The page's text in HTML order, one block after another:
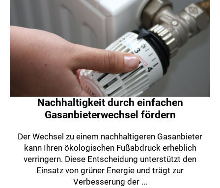
Nachhaltigkeit durch einfachen
Gasanbieterwechsel fördern
Der Wechsel zu einem nachhaltigeren Gasanbieter
kann Ihren ökologischen Fußabdruck erheblich
verringern. Diese Entscheidung unterstützt den
Einsatz von grüner Energie und trägt zur
Verbesserung der ...